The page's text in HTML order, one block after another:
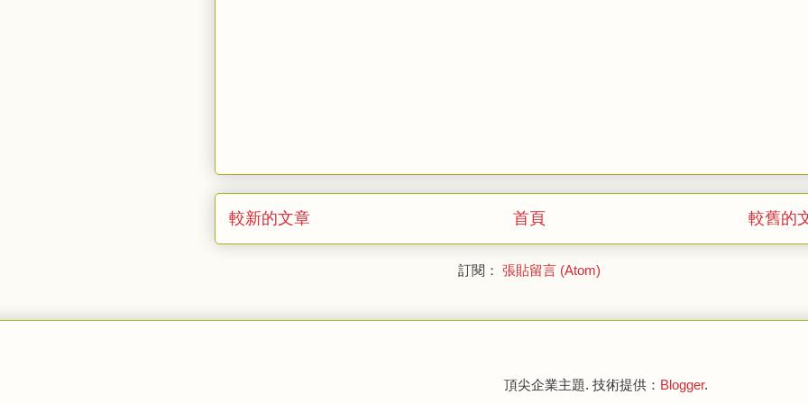
較新的文章 較舊的
首頁
訂閱： 張貼留言 (Atom)
頂尖企業主題. 技術提供： Blogger.